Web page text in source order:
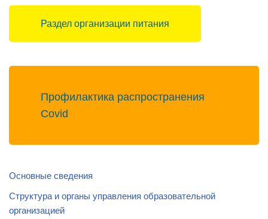
Раздел организации питания
Профилактика распространения
Covid
Основные сведения
Структура и органы управления образовательной
организацией